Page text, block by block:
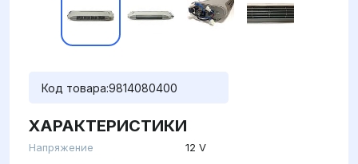
Код товара:9814080400
ХАРАКТЕРИСТИКИ
Напряжение
12 V